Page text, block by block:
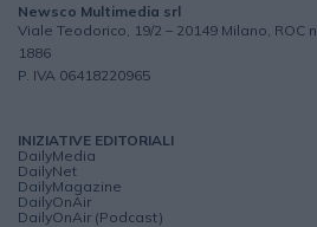
Newsco Multimedia srl
Viale Teodorico, 19/2 – 20149 Milano, ROC n.
1886
P. IVA 06418220965
INIZIATIVE EDITORIALI
DailyMedia
DailyNet
DailyMagazine
DailyOnAir
DailyOnAir (Podcast)